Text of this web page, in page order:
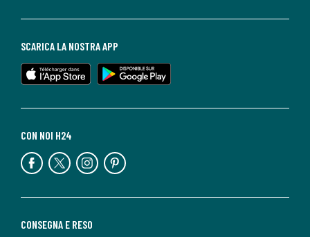
CONSEGNA E RESO
CON NOI H24
SCARICA LA NOSTRA APP